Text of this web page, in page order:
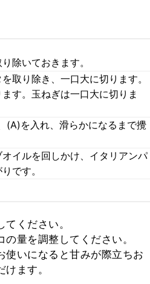
除いておきます。
取り除き、一口大に切ります。
す。玉ねぎは一口大に切りま
(A)を入れ、滑らかになるまで攪
イルを回しかけ、イタリアンパ
です。
ください。
量を調整してください。
使いになると甘みが際立ちお
ます。